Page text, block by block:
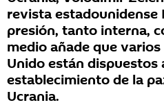
revista estadounidense
presión, tanto interna,
medio añade que
Unido están
establecimiento de la
Ucrania.